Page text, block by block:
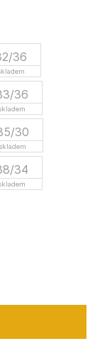
36
36
30
skladem
34